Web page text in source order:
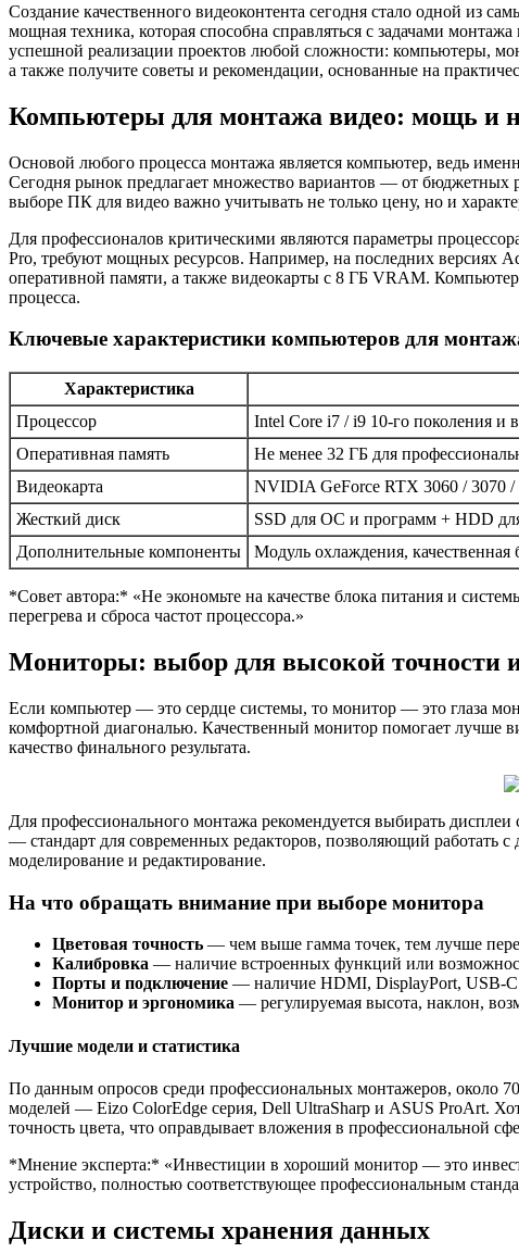
Создание качественного видеоконтента сегодня стало одной из
мощная техника, которая способна справляться с задачами
успешной реализации проектов любой сложности: компьютеры,
а также получите советы и рекомендации, основанные на
Компьютеры для монтажа видео: мощь и
Основой любого процесса монтажа является компьютер, ведь
Сегодня рынок предлагает множество вариантов — от
выборе ПК для видео важно учитывать не только цену, но и
Для профессионалов критическими являются параметры
Pro, требуют мощных ресурсов. Например, на последних версиях
оперативной памяти, а также видеокарты с 8 ГБ VRAM.
процесса.
Ключевые характеристики компьютеров для
Характеристика
Процессор
Intel Core i7 / i9 10-го поколения
Оперативная память
Не менее 32 ГБ для
Видеокарта
NVIDIA GeForce RTX 3060 / 3070
Жесткий диск
SSD для ОС и программ + HDD
Дополнительные компоненты
Модуль охлаждения,
*Совет автора:* «Не экономьте на качестве блока питания и
перегрева и сброса частот процессора.»
Мониторы: выбор для высокой точности
Если компьютер — это сердце системы, то монитор — это глаза
комфортной диагональю. Качественный монитор помогает лучше
качество финального результата.
Для профессионального монтажа рекомендуется выбирать
— стандарт для современных редакторов, позволяющий работать
моделирование и редактирование.
На что обращать внимание при выборе монитора
Цветовая точность — чем выше гамма точек, тем лучше
Калибровка — наличие встроенных функций или
Порты и подключение — наличие HDMI, DisplayPort, USB-C
Монитор и эргономика — регулируемая высота, наклон,
Лучшие модели и статистика
По данным опросов среди профессиональных монтажеров, около
моделей — Eizo ColorEdge серия, Dell UltraSharp и ASUS ProArt.
точность цвета, что оправдывает вложения в профессиональной
*Мнение эксперта:* «Инвестиции в хороший монитор — это
устройство, полностью соответствующее профессиональным
Диски и системы хранения данных